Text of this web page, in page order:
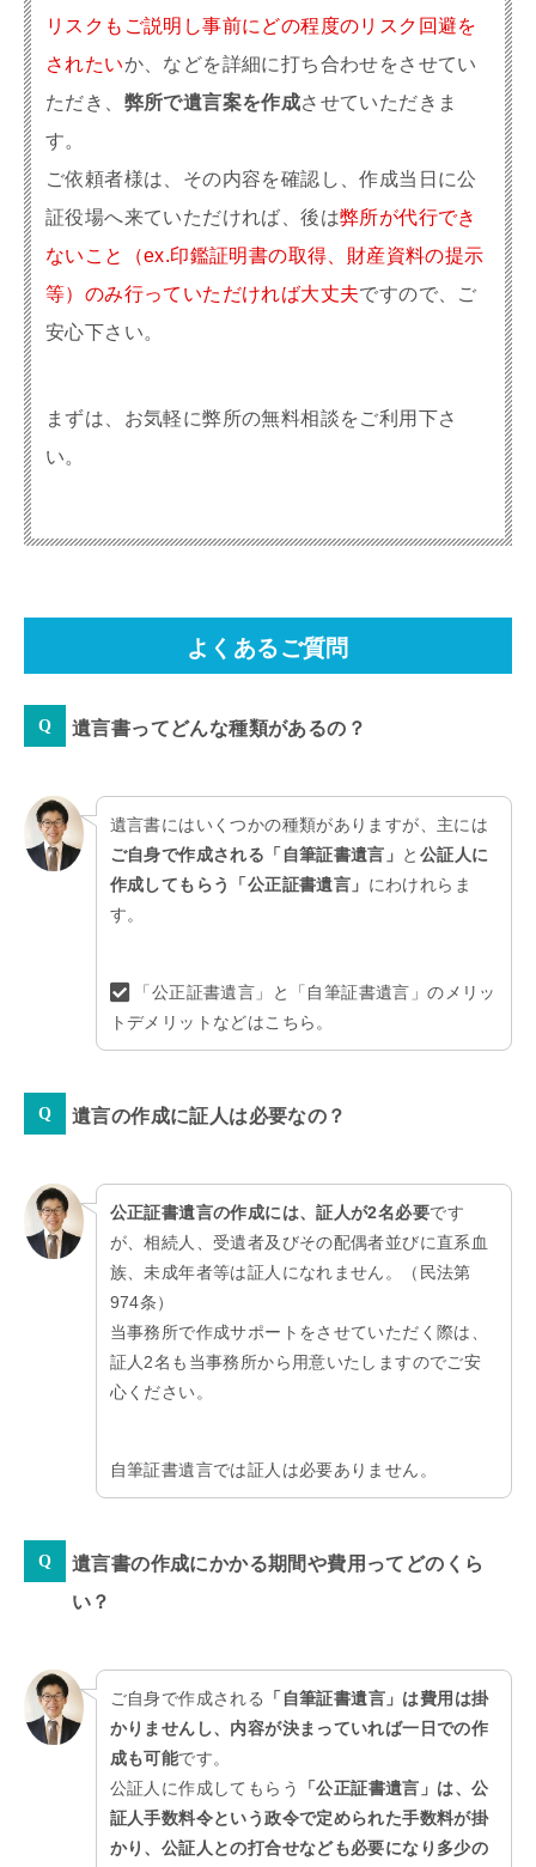
リスクもご説明し事前にどの程度のリスク回避を
されたいか、などを詳細に打ち合わせをさせてい
ただき、 弊所で遺言案を作成させていただきま
す。
ご依頼者様は、その内容を確認し、作成当日に公
証役場へ来ていただければ、後は弊所が代行でき
ないこと（ex.印鑑証明書の取得、財産資料の提示
等）のみ行っていただければ大丈夫ですので、ご
安心下さい。
まずは、お気軽に弊所の無料相談をご利用下さ
い。
よくあるご質問
遺言書ってどんな種類があるの？
遺言書にはいくつかの種類がありますが、主には
ご自身で作成される「自筆証書遺言」 と 公証人に
作成してもらう「公正証書遺言」 にわけれらま
す。
「公正証書遺言」と「自筆証書遺言」のメリッ
トデメリットなどはこちら。
遺言の作成に証人は必要なの？
公正証書遺言の作成には、証人が2名必要です
が、相続人、受遺者及びその配偶者並びに直系血
族、未成年者等は証人になれません。（民法第
974条）
当事務所で作成サポートをさせていただく際は、
証人2名も当事務所から用意いたしますのでご安
心ください。
自筆証書遺言では証人は必要ありません。
遺言書の作成にかかる期間や費用ってどのくら
い？
ご自身で作成される
「自筆証書遺言」は費用は掛
かりませんし、内容が決まっていれば一日での作
成も可能です。
公証人に作成してもらう
「公正証書遺言」は、公
証人手数料令という政令で定められた手数料が掛
かり、公証人との打合せなども必要になり多少の